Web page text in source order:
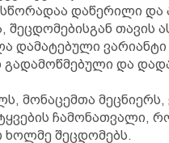
დაწერილი და
შეცდომებისგან
დამატებული
და
მონაცემთა
ჩამონათვალი,
ხოლმე შეცდომებს.